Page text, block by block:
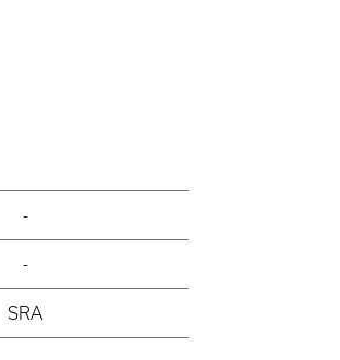
-
-
SRA